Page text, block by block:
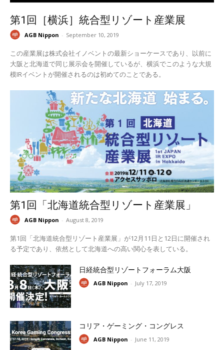
第1回［横浜］統合型リゾート産業展
AGB Nippon - September 10, 2019
この産業展は株式会社イノベントの最新ショーケースであり、以前に
大阪と北海道で同じ展示会を開催しているが、横浜でこのような大規
模IRイベントが開催されるのは初めてのことである。
第1回「北海道統合型リゾート産業展」
AGB Nippon - August 8, 2019
第1回「北海道統合型リゾート産業展」が12月11日と12日に開催され
る予定であり、依然として北海道への高い関心を表している。
日経統合型リゾートフォーラム大阪
AGB Nippon - July 17, 2019
コリア・ゲーミング・コングレス
AGB Nippon - June 11, 2019